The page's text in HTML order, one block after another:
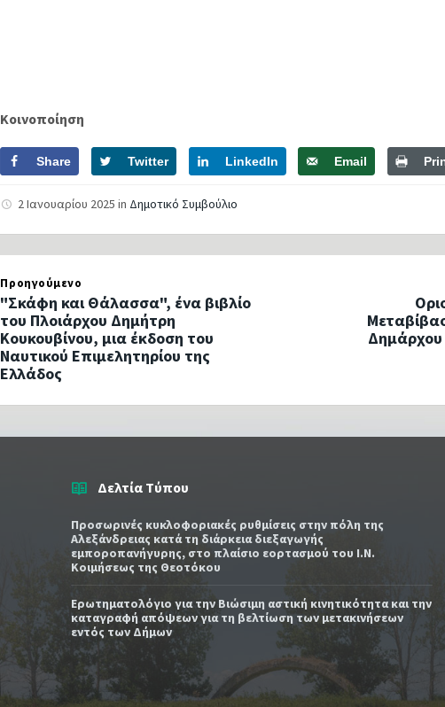
Κοινοποίηση
Share Twitter LinkedIn Email
2 Ιανουαρίου 2025in Δημοτικό Συμβούλιο
Προηγούμενο
"Σκάφη και Θάλασσα", ένα βιβλίο
του Πλοιάρχου Δημήτρη
Κουκουβίνου, μια έκδοση του
Ναυτικού Επιμελητηρίου της
Ελλάδος
Δελτία Τύπου
Προσωρινές κυκλοφοριακές ρυθμίσεις στην πόλη της
Αλεξάνδρειας κατά τη διάρκεια διεξαγωγής
εμποροπανήγυρης, στο πλαίσιο εορτασμού του Ι.Ν.
Κοιμήσεως της Θεοτόκου
Ερωτηματολόγιο για την Βιώσιμη αστική κινητικότητα και την
καταγραφή απόψεων για τη βελτίωση των μετακινήσεων
εντός των Δήμων